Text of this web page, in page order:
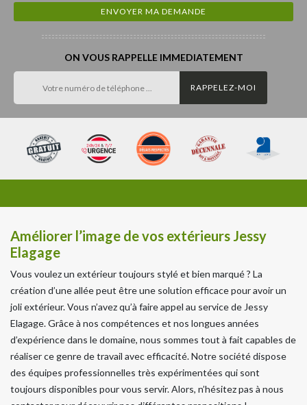
ON VOUS RAPPELLE IMMEDIATEMENT
Améliorer l’image de vos extérieurs Jessy
Elagage
Vous voulez un extérieur toujours stylé et bien marqué ? La
création d’une allée peut être une solution efficace pour avoir un
joli extérieur. Vous n’avez qu’à faire appel au service de Jessy
Elagage. Grâce à nos compétences et nos longues années
d’expérience dans le domaine, nous sommes tout à fait capables de
réaliser ce genre de travail avec efficacité. Notre société dispose
des équipes professionnelles très expérimentées qui sont
toujours disponibles pour vous servir. Alors, n’hésitez pas à nous